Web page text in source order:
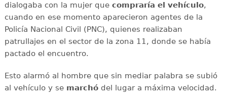
dialogaba con la mujer quecompraría el vehículo,
cuando en ese momento aparecieron agentes de la
Policía Nacional Civil (PNC), quienes realizaban
patrullajes en el sector de la zona 11, donde se había
pactado el encuentro.
Esto alarmó al hombre que sin mediar palabra se subió
al vehículo y se marchódel lugar a máxima velocidad.